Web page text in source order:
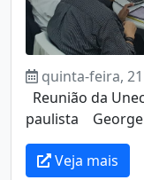
quinta-feira,
Reunião da
paulista George
Veja mais